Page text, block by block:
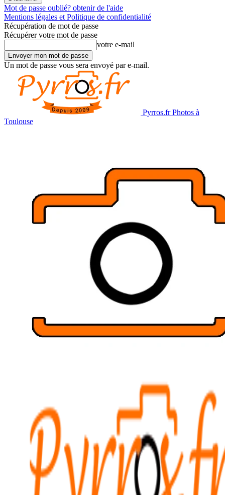
Mot de passe oublié? obtenir de l'aide
Mentions légales et Politique de confidentialité
Récupération de mot de passe
Récupérer votre mot de passe
votre e-mail
Un mot de passe vous sera envoyé par e-mail.
Pyrros.fr Photos à
Toulouse